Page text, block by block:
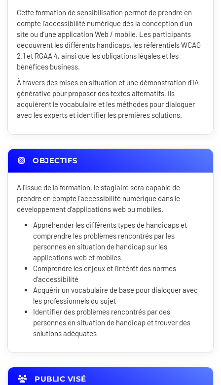
Cette formation de sensibilisation permet de prendre en
compte l’accessibilité numérique dès la conception d’un
site ou d’une application Web / mobile. Les participants
découvrent les différents handicaps, les référentiels WCAG
2.1 et RGAA 4, ainsi que les obligations légales et les
bénéfices business.
À travers des mises en situation et une démonstration d’IA
générative pour proposer des textes alternatifs, ils
acquièrent le vocabulaire et les méthodes pour dialoguer
avec les experts et identifier les premières solutions.
OBJECTIFS
A l'issue de la formation, le stagiaire sera capable de
prendre en compte l'accessibilité numérique dans le
développement d'applications web ou mobiles.
Appréhender les différents types de handicaps et
comprendre les problèmes rencontrés par les
personnes en situation de handicap sur les
applications web et mobiles
Comprendre les enjeux et l'intérêt des normes
d'accessibilité
Acquérir un vocabulaire de base pour dialoguer avec
les professionnels du sujet
Identifier des problèmes rencontrés par des
personnes en situation de handicap et trouver des
solutions adéquates
PUBLIC VISÉ